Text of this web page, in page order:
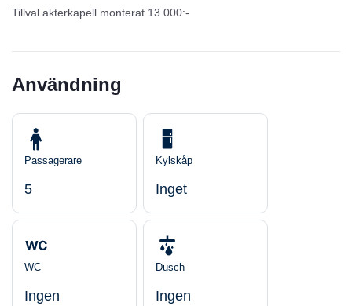
Tillval akterkapell monterat 13.000:-
Användning
Passagerare
5
Kylskåp
Inget
WC
Ingen
Dusch
Ingen